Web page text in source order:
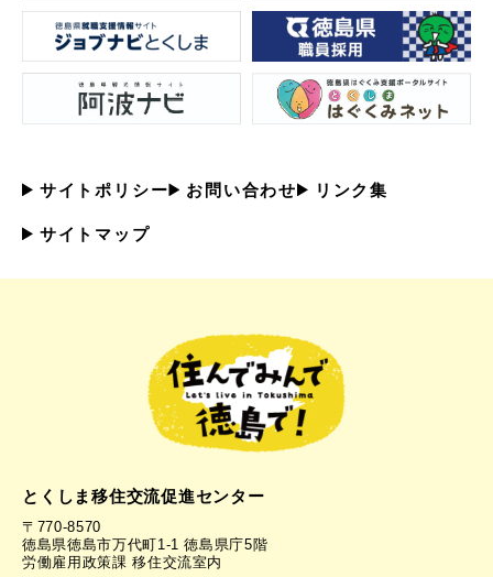
サイトポリシー お問い合わせ リンク集
サイトマップ
とくしま移住交流促進センター
〒770-8570
徳島県徳島市万代町1-1 徳島県庁5階
労働雇用政策課 移住交流室内